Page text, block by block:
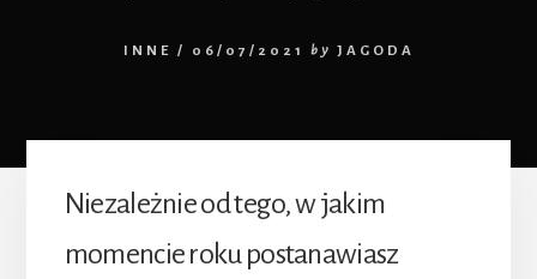
INNE / 06/07/2021 by JAGODA
Niezależnie od tego, w jakim
momencie roku postanawiasz